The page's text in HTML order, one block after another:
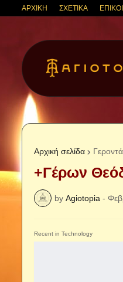
ΑΡΧΙΚΗ ΣΧΕΤΙΚΑ
Αρχική σελίδα
+Γέρων
by Agiotopia -
Recent in Technology